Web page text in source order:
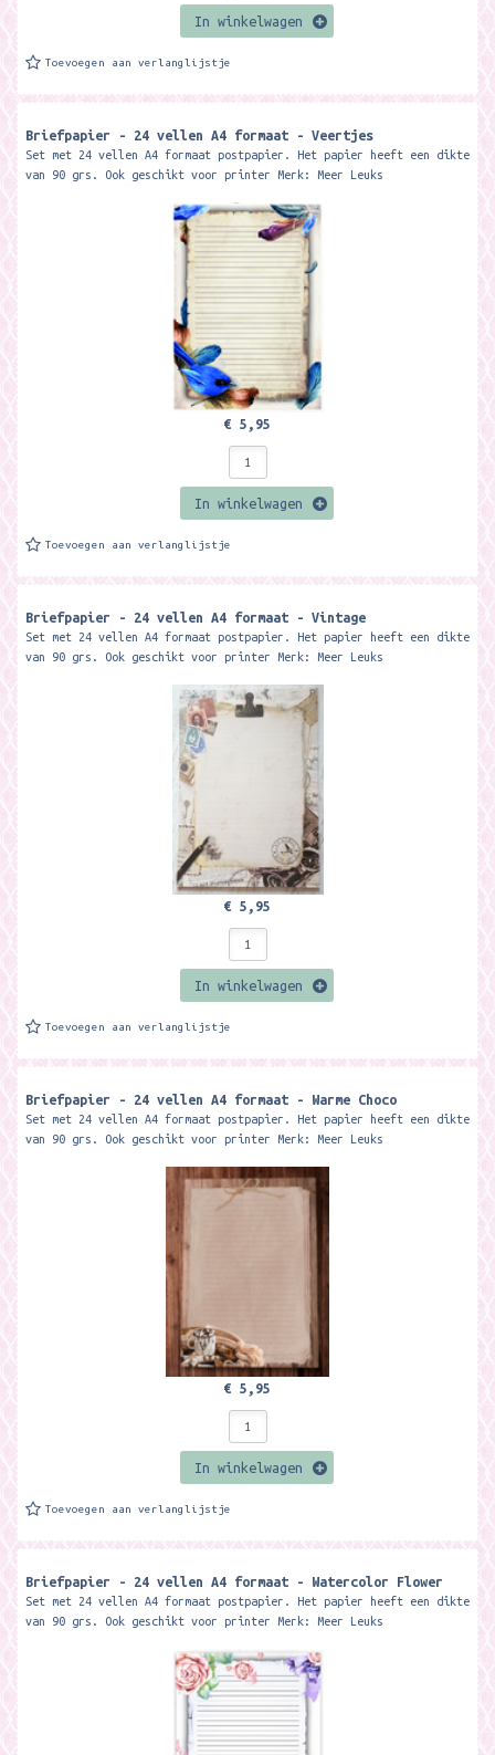
In winkelwagen
Toevoegen aan verlanglijstje
Briefpapier - 24 vellen A4 formaat - Veertjes
Set met 24 vellen A4 formaat postpapier. Het papier heeft een dikte
van 90 grs. Ook geschikt voor printer Merk: Meer Leuks
€ 5,95
In winkelwagen
Toevoegen aan verlanglijstje
Briefpapier - 24 vellen A4 formaat - Vintage
Set met 24 vellen A4 formaat postpapier. Het papier heeft een dikte
van 90 grs. Ook geschikt voor printer Merk: Meer Leuks
€ 5,95
In winkelwagen
Toevoegen aan verlanglijstje
Briefpapier - 24 vellen A4 formaat - Warme Choco
Set met 24 vellen A4 formaat postpapier. Het papier heeft een dikte
van 90 grs. Ook geschikt voor printer Merk: Meer Leuks
€ 5,95
In winkelwagen
Toevoegen aan verlanglijstje
Briefpapier - 24 vellen A4 formaat - Watercolor Flower
Set met 24 vellen A4 formaat postpapier. Het papier heeft een dikte
van 90 grs. Ook geschikt voor printer Merk: Meer Leuks